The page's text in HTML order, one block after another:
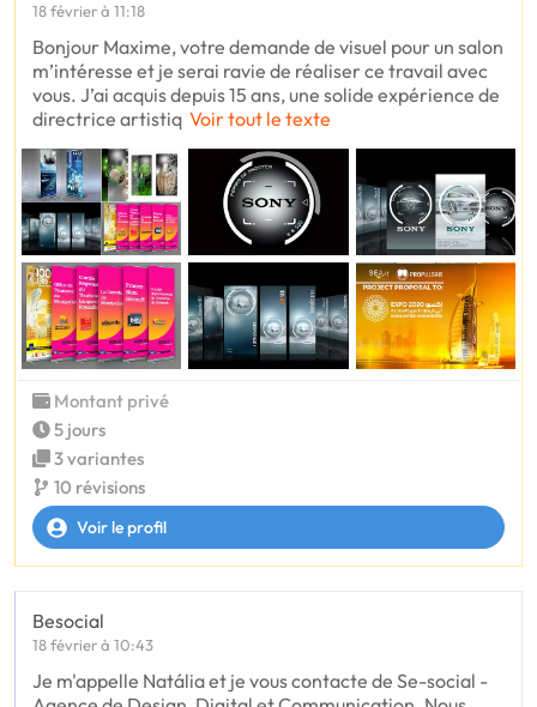
18 février à 11:18
Bonjour Maxime, votre demande de visuel pour un salon
m’intéresse et je serai ravie de réaliser ce travail avec
vous. J’ai acquis depuis 15 ans, une solide expérience de
directrice artistiq Voir tout le texte
Montant privé
5 jours
3 variantes
10 révisions
Voir le profil
Besocial
18 février à 10:43
Je m'appelle Natália et je vous contacte de Se-social -